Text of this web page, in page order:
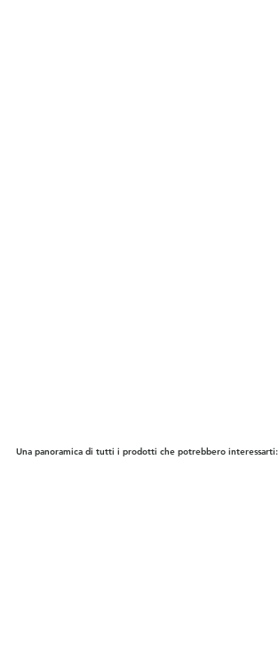
Una panoramica di tutti i prodotti che potrebbero interessarti: